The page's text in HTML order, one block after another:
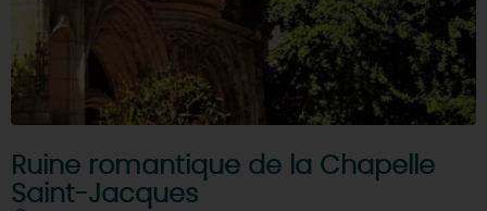
Ruine romantique de la Chapelle
Saint-Jacques